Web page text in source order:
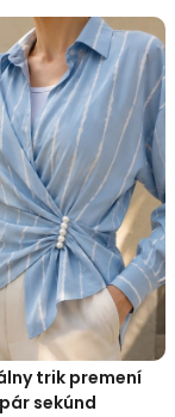
trik premení
sekúnd